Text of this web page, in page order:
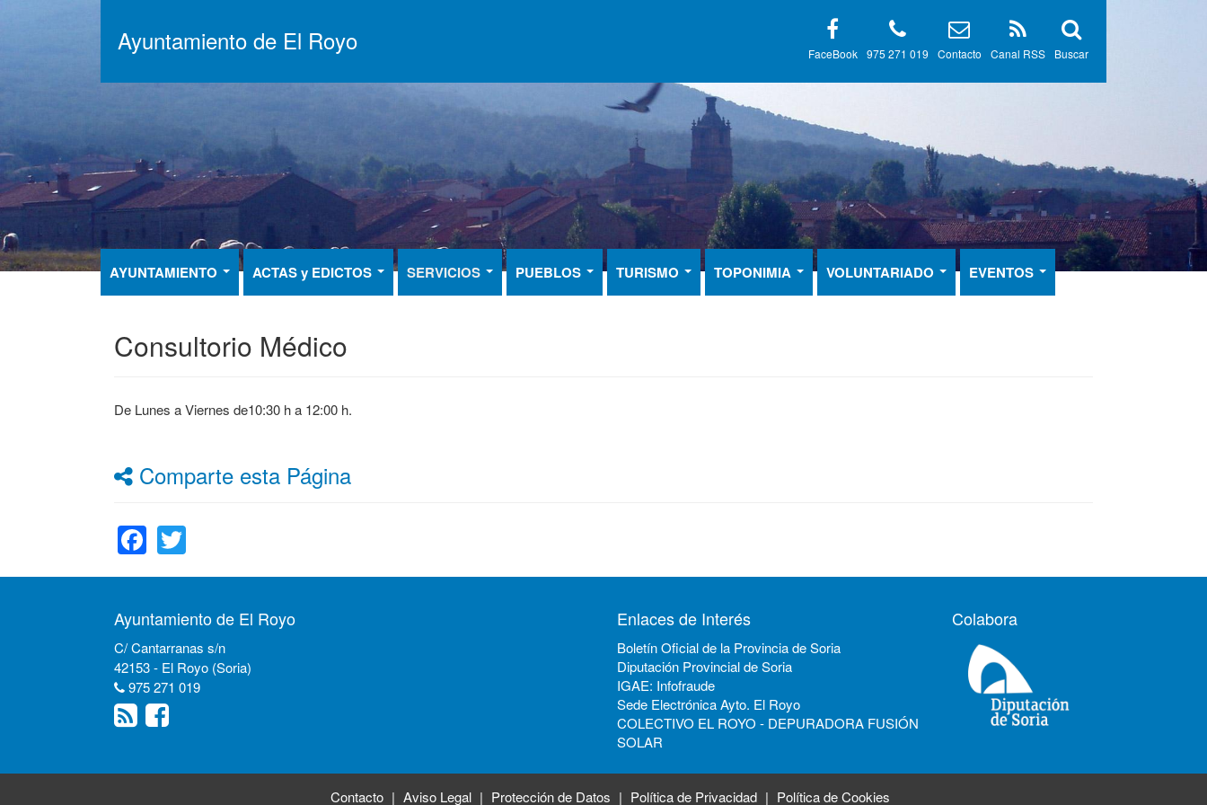
Ayuntamiento de El Royo Buscar
Canal RSS
Contacto
975 271 019
FaceBook
AYUNTAMIENTO ACTAS y EDICTOS SERVICIOS PUEBLOS TURISMO TOPONIMIA VOLUNTARIADO EVENTOS
Consultorio Médico
De Lunes a Viernes de10:30 h a 12:00 h.
Comparte esta Página
Facebook
Ayuntamiento de El Royo
C/ Cantarranas s/n
42153 - El Royo (Soria)
975 271 019
Enlaces de Interés
Boletín Oficial de la Provincia de Soria
Diputación Provincial de Soria
IGAE: Infofraude
Sede Electrónica Ayto. El Royo
COLECTIVO EL ROYO - DEPURADORA FUSIÓN
SOLAR
Colabora
Contacto Aviso Legal Protección de Datos Política de Privacidad Política de Cookies